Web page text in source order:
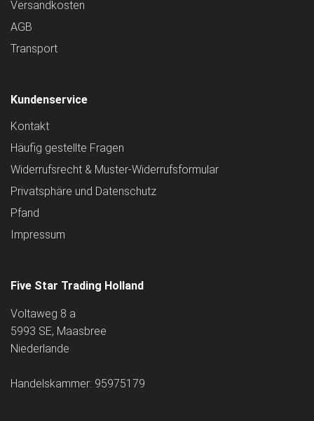
Versandkosten
AGB
Transport
Kundenservice
Kontakt
Häufig gestellte Fragen
Widerrufsrecht & Muster-Widerrufsformular
Privatsphäre und Datenschutz
Pfand
Impressum
Five Star Trading Holland
Voltaweg 8 a
5993 SE, Maasbree
Niederlande
Handelskammer: 95975179